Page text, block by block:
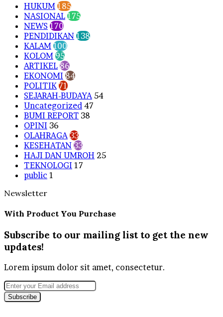
HUKUM 185
NASIONAL 175
NEWS 170
PENDIDIKAN 138
KALAM 100
KOLOM 95
ARTIKEL 86
EKONOMI 84
POLITIK 71
SEJARAH-BUDAYA 54
Uncategorized 47
BUMI REPORT 38
OPINI 36
OLAHRAGA 33
KESEHATAN 33
HAJI DAN UMROH 25
TEKNOLOGI 17
public 1
Newsletter
With Product You Purchase
Subscribe to our mailing list to get the new
updates!
Lorem ipsum dolor sit amet, consectetur.
Enter
your
Email